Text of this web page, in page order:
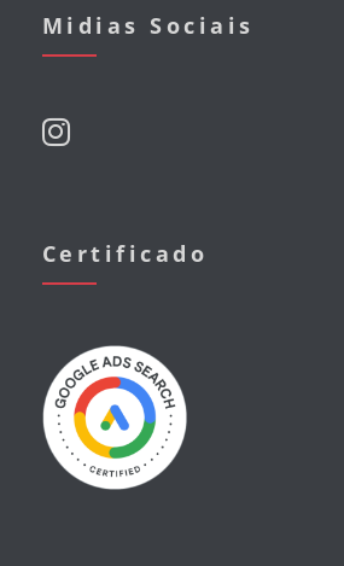
Midias Sociais
Certificado